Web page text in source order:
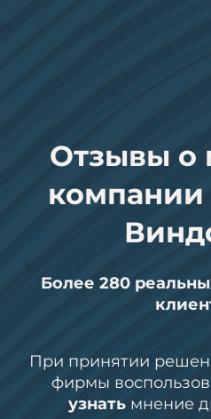
Отзывы о
Более 280
При принятии
фирмы
узнать мнение